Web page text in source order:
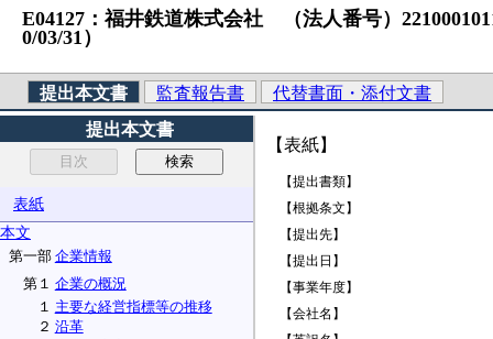
E04127：福井鉄道株式会社 （法人番号）
0/03/31）
提出本文書 監査報告書
代替書面・添付文書
提出本文書